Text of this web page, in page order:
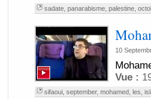
sadate, panarabisme, palestine,
10
Vue :
sifaoui, september, mohamed, les